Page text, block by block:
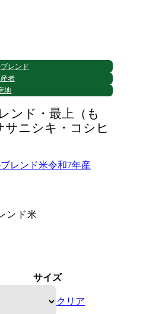
レンド
者
地
ンド・最上（も
サニシキ・コシヒ
レンド米令和7年産
ンド米
サイズ
クリア